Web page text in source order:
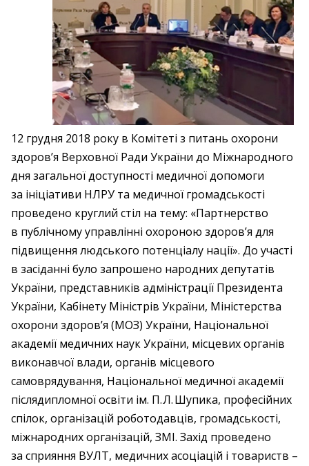
12 грудня 2018 року в Комітеті з питань охорони
здоров’я Верховної Ради України до Міжнародного
дня загальної доступності медичної допомоги
за ініціативи НЛРУ та медичної громадськості
проведено круглий стіл на тему: «Партнерство
в публічному управлінні охороною здоров’я для
підвищення людського потенціалу нації». До участі
в засіданні було запрошено народних депутатів
України, представників адміністрації Президента
України, Кабінету Міністрів України, Міністерства
охорони здоров’я (МОЗ) України, Національної
академії медичних наук України, місцевих органів
виконавчої влади, органів місцевого
самоврядування, Національної медичної академії
післядипломної освіти ім. П. Л. Шупика, професійних
спілок, організацій роботодавців, громадськості,
міжнародних організацій, ЗМІ. Захід проведено
за сприяння ВУЛТ, медичних асоціацій і товариств –